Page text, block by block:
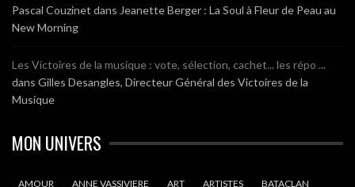
Pascal Couzinet dans Jeanette Berger : La Soul à Fleur de Peau au
New Morning
Les Victoires de la musique : vote, sélection, cachet... les répo ...
dans Gilles Desangles, Directeur Général des Victoires de la
Musique
MON UNIVERS
AMOUR ANNE VASSIVIERE ART ARTISTES BATACLAN